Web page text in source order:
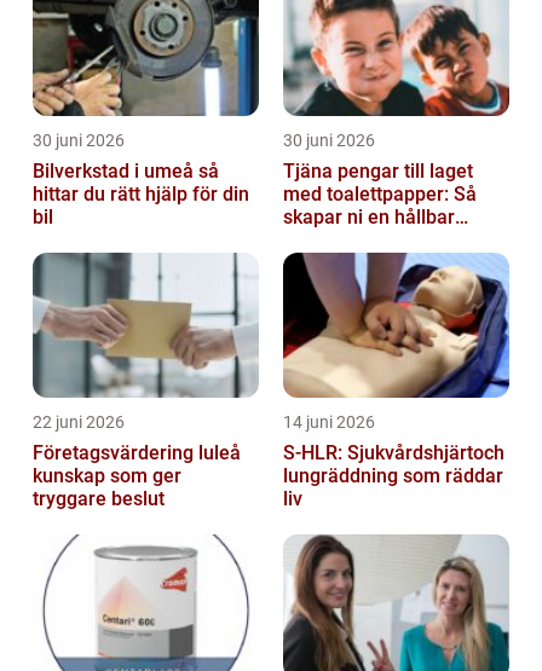
30 juni 2026
Bilverkstad i umeå så
hittar du rätt hjälp för din
bil
30 juni 2026
Tjäna pengar till laget
med toalettpapper: Så
skapar ni en hållbar
22 juni 2026
Företagsvärdering luleå
kunskap som ger
tryggare beslut
14 juni 2026
S-HLR: Sjukvårdshjärtoch
lungräddning som räddar
liv